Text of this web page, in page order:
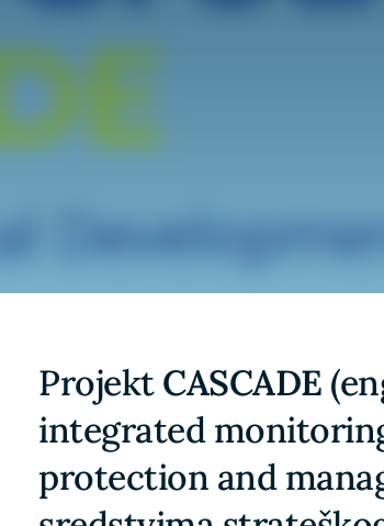
ProjektCASCADE
integrated
protection and